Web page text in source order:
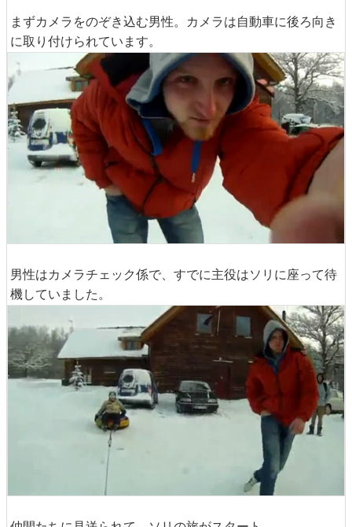
まずカメラをのぞき込む男性。カメラは自動車に後ろ向き
に取り付けられています。
男性はカメラチェック係で、すでに主役はソリに座って待
機していました。